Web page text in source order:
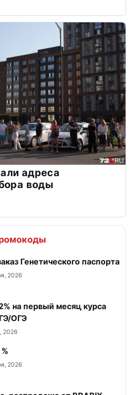
адреса
воды
Генетического паспорта
2026
на первый месяц курса
ОГЭ
2026
2026